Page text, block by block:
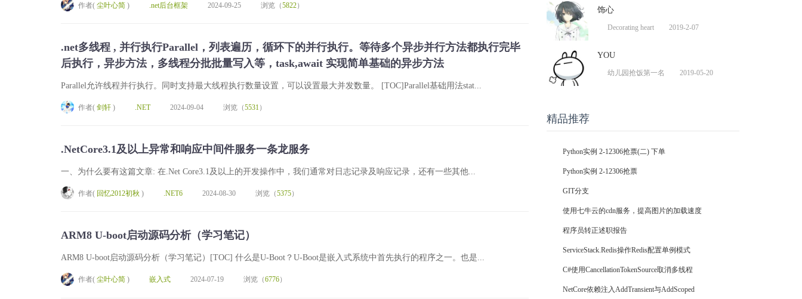
作者( 尘叶心简 ) .net后台框架 2024-09-25 浏览（5822）
.net多线程 , 并行执行Parallel，列表遍历，循环下的并行执行。等待多个异步并行方法都执行完毕
后执行，异步方法，多线程分批批量写入等，task,await 实现简单基础的异步方法
Parallel允许线程并行执行。同时支持最大线程执行数量设置，可以设置最大并发数量。 [TOC]Parallel基础用法stat...
作者( 剑轩 ) .NET 2024-09-04 浏览（5531 ）
.NetCore3.1及以上异常和响应中间件服务一条龙服务
一、为什么要有这篇文章: 在.Net Core3.1及以上的开发操作中，我们通常对日志记录及响应记录，还有一些其他...
作者( 回忆2012初秋 ) .NET6 2024-08-30 浏览（5375）
ARM8 U-boot启动源码分析（学习笔记）
ARM8 U-boot启动源码分析（学习笔记）[TOC] 什么是U-Boot？U-Boot是嵌入式系统中首先执行的程序之一。也是...
作者( 尘叶心简 ) 嵌入式 2024-07-19 浏览（6776）
饰心
Decorating heart 2019-2-07
YOU
幼儿园抢饭第一名 2019-05-20
精品推荐
Python实例 2-12306抢票(二) 下单
Python实例 2-12306抢票
GIT分支
使用七牛云的cdn服务，提高图片的加载速度
程序员转正述职报告
ServiceStack.Redis操作Redis配置单例模式
C#使用CancellationTokenSource取消多线程
NetCore依赖注入AddTransient与AddScoped